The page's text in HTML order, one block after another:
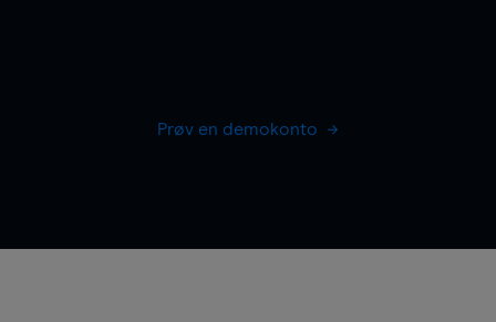
Prøv en demokonto